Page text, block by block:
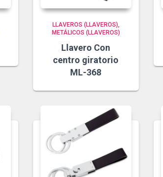
LLAVEROS (LLAVEROS)
METÁLICOS (LLAVEROS)
Llavero Con
centro giratorio
ML-368